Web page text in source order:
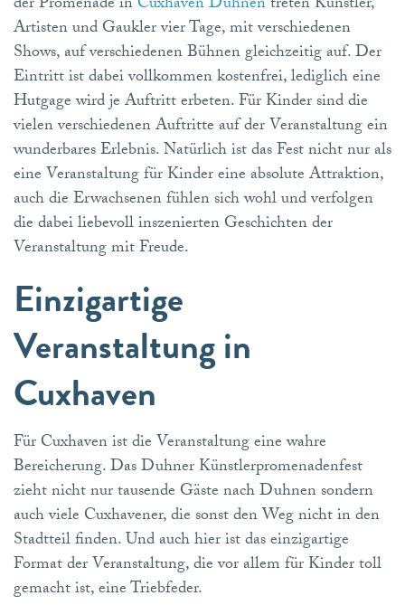
Artisten und Gaukler vier Tage, mit verschiedenen
Shows, auf verschiedenen Bühnen gleichzeitig auf. Der
Eintritt ist dabei vollkommen kostenfrei, lediglich eine
Hutgage wird je Auftritt erbeten. Für Kinder sind die
vielen verschiedenen Auftritte auf der Veranstaltung ein
wunderbares Erlebnis. Natürlich ist das Fest nicht nur als
eine Veranstaltung für Kinder eine absolute Attraktion,
auch die Erwachsenen fühlen sich wohl und verfolgen
die dabei liebevoll inszenierten Geschichten der
Veranstaltung mit Freude.
Einzigartige
Veranstaltung in
Cuxhaven
Für Cuxhaven ist die Veranstaltung eine wahre
Bereicherung. Das Duhner Künstlerpromenadenfest
zieht nicht nur tausende Gäste nach Duhnen sondern
auch viele Cuxhavener, die sonst den Weg nicht in den
Stadtteil finden. Und auch hier ist das einzigartige
Format der Veranstaltung, die vor allem für Kinder toll
gemacht ist, eine Triebfeder.